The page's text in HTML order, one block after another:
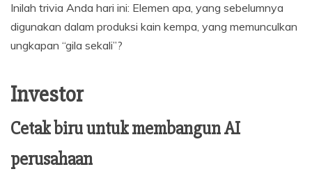
Inilah trivia Anda hari ini: Elemen apa, yang sebelumnya
digunakan dalam produksi kain kempa, yang memunculkan
ungkapan “gila sekali”?
Investor
Cetak biru untuk membangun AI
perusahaan